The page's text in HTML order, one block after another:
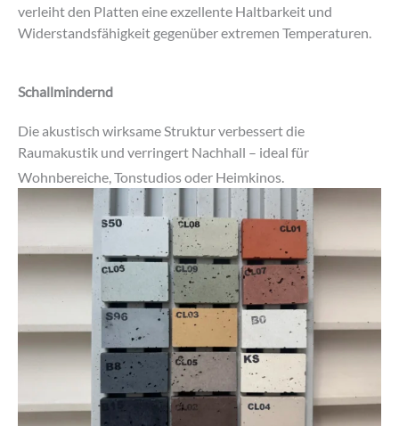
verleiht den Platten eine exzellente Haltbarkeit und
Widerstandsfähigkeit gegenüber extremen Temperaturen.
Schallmindernd
Die akustisch wirksame Struktur verbessert die
Raumakustik und verringert Nachhall – ideal für
Wohnbereiche, Tonstudios oder Heimkinos.